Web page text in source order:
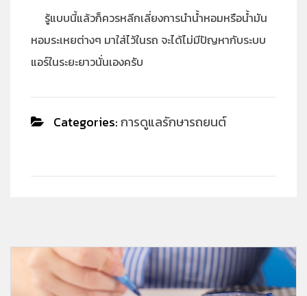
รู้แบบนี้แล้วก็ควรหลีกเลี่ยงการนำน้ำหอมหรือน้ำมัน
หอมระเหยต่างๆ มาใส่ไว้ในรถ จะได้ไม่มีปัญหากับระบบ
แอร์ในระยะยาวนั่นเองครับ
Categories:การดูแลรักษารถยนต์